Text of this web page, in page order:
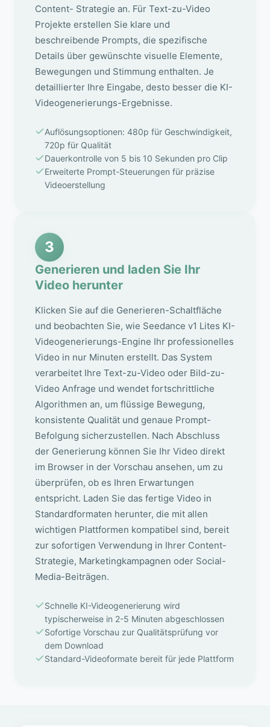
Content- Strategie an. Für Text-zu-Video
Projekte erstellen Sie klare und
beschreibende Prompts, die spezifische
Details über gewünschte visuelle Elemente,
Bewegungen und Stimmung enthalten. Je
detaillierter Ihre Eingabe, desto besser die KI-
Videogenerierungs-Ergebnisse.
Auflösungsoptionen: 480p für Geschwindigkeit,
720p für Qualität
Dauerkontrolle von 5 bis 10 Sekunden pro Clip
Erweiterte Prompt-Steuerungen für präzise
Videoerstellung
3
Generieren und laden Sie Ihr
Video herunter
Klicken Sie auf die Generieren-Schaltfläche
und beobachten Sie, wie Seedance v1 Lites KI-
Videogenerierungs-Engine Ihr professionelles
Video in nur Minuten erstellt. Das System
verarbeitet Ihre Text-zu-Video oder Bild-zu-
Video Anfrage und wendet fortschrittliche
Algorithmen an, um flüssige Bewegung,
konsistente Qualität und genaue Prompt-
Befolgung sicherzustellen. Nach Abschluss
der Generierung können Sie Ihr Video direkt
im Browser in der Vorschau ansehen, um zu
überprüfen, ob es Ihren Erwartungen
entspricht. Laden Sie das fertige Video in
Standardformaten herunter, die mit allen
wichtigen Plattformen kompatibel sind, bereit
zur sofortigen Verwendung in Ihrer Content-
Strategie, Marketingkampagnen oder Social-
Media-Beiträgen.
Schnelle KI-Videogenerierung wird
typischerweise in 2-5 Minuten abgeschlossen
Sofortige Vorschau zur Qualitätsprüfung vor
dem Download
Standard-Videoformate bereit für jede Plattform